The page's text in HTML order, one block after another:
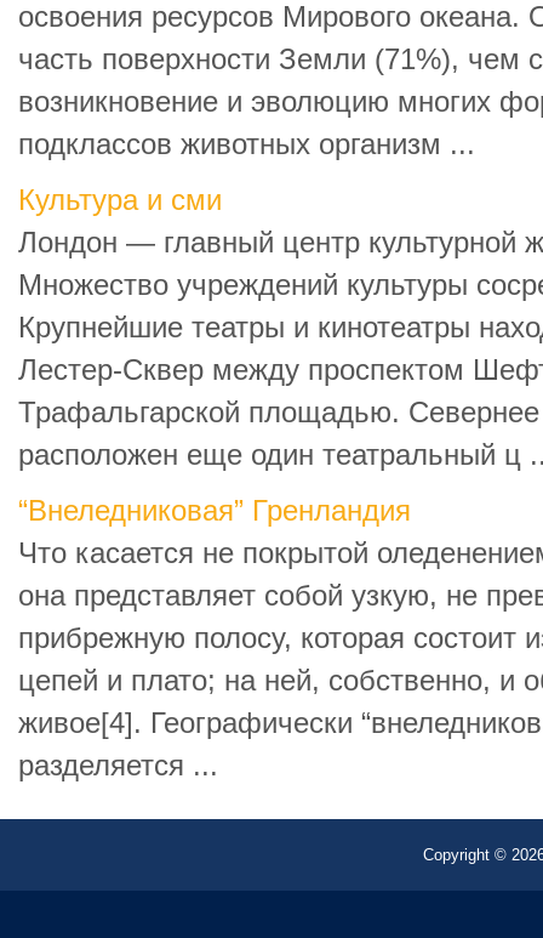
освоения ресурсов Мирового
часть поверхности Земли (71%), чем
возникновение и эволюцию многих
подклассов животных организм ...
Культура и сми
Лондон — главный центр культурной
Множество учреждений культуры
Крупнейшие театры и кинотеатры
Лестер-Сквер между проспектом
Трафальгарской площадью.
расположен еще один театральный ц
“Внеледниковая” Гренландия
Что касается не покрытой
она представляет собой узкую, не
прибрежную полосу, которая состоит
цепей и плато; на ней, собственно, и
живое[4]. Географически
разделяется ...
Copyright ©